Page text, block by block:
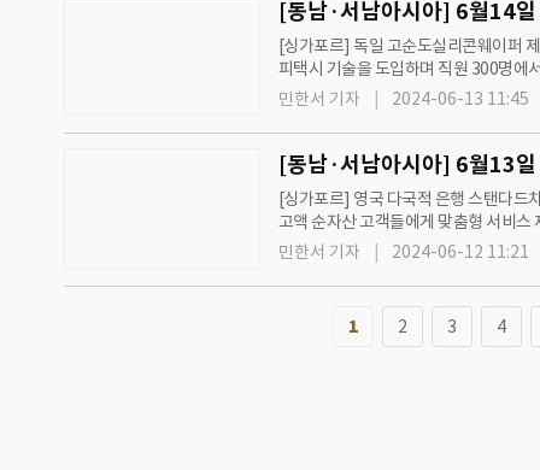
[싱가포르] 독일 고순도실리콘웨이퍼
피택시 기술을 도입하며 직원 300명
에서 수상 태양광 발전소 건설 예정...
민한서 기자 2024-06-13 11:45
[싱가포르] 영국 다국적 은행 스탠다
고액 순자산 고객들에게 맞춤형 서비
리 교체와 모바일 충전 시스템 관련 시
민한서 기자 2024-06-12 11:21
1 2 3 4